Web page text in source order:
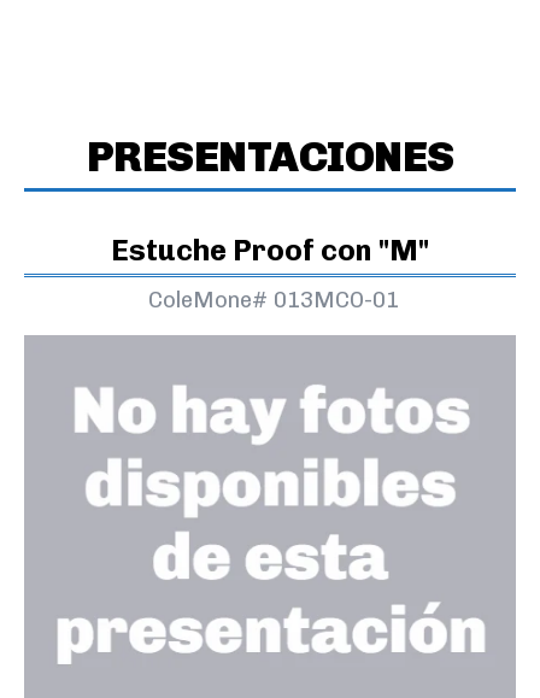
PRESENTACIONES
Estuche Proof con "M"
ColeMone# 013MCO-01